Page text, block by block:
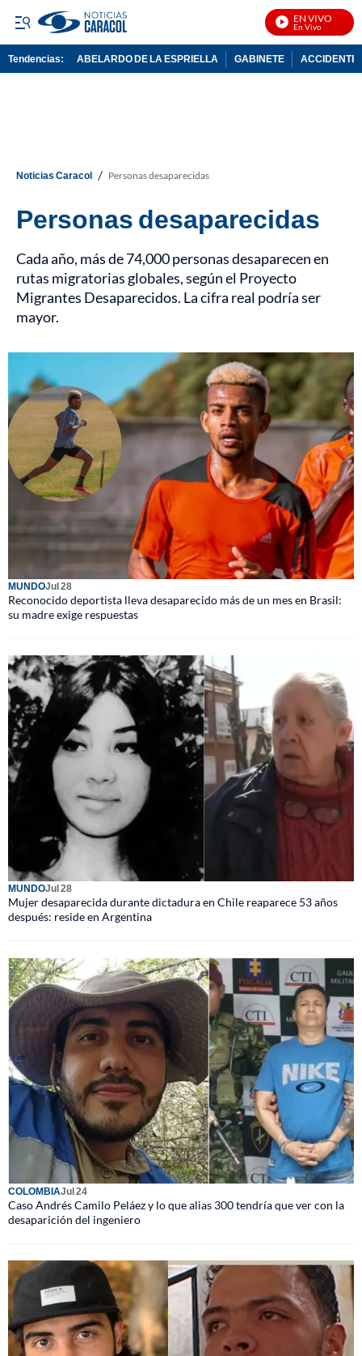
EN VIVO
Tendencias: ABELARDO DE LA ESPRIELLA GABINETE ACCIDENTE
Noticias Caracol / Personas desaparecidas
Personas desaparecidas
Cada año, más de 74,000 personas desaparecen en
rutas migratorias globales, según el Proyecto
Migrantes Desaparecidos. La cifra real podría ser
mayor.
MUNDOJul 28
Reconocido deportista lleva desaparecido más de un mes en Brasil:
su madre exige respuestas
MUNDOJul 28
Mujer desaparecida durante dictadura en Chile reaparece 53 años
después: reside en Argentina
COLOMBIAJul 24
Caso Andrés Camilo Peláez y lo que alias 300 tendría que ver con la
desaparición del ingeniero